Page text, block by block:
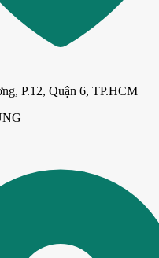
P.12, Quận 6, TP.HCM